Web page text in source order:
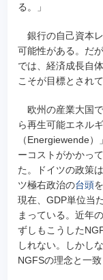
る。」
銀行の自己資本
可能性がある。だ
では、経済成長自
こそが目標とされ
欧州の産業大国
ら再生可能エネル
（Energiewende
ーコストがかかっ
た。ドイツの政策
ツ極右政治の台頭
現在、GDP単位当
まっている。近年
ずしもこうした
しれない。しかし
NGFSの理念と一致